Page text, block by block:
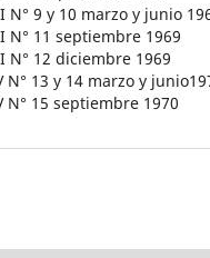
N° 9 y 10 marzo y junio
N° 11 septiembre 1969
N° 12 diciembre 1969
N° 13 y 14 marzo y
N° 15 septiembre 1970